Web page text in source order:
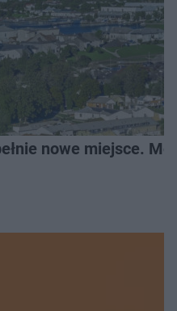
nowe miejsce.